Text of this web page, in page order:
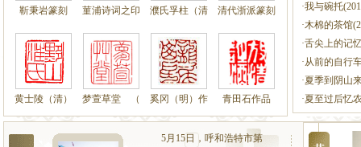
靳秉岩篆刻 菫浦诗词之印 濮氏孚柱（清 清代浙派篆刻
黄士陵（清） 梦萱草堂 （ 奚冈（明）作 青田石作品
·我与碗托
·木棉的茶馆
·舌尖上的记
·从前的自行
·夏季到阴山
·夏至过后忆
5月15日，呼和浩特市第